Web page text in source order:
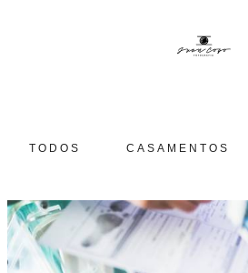
TODOS CASAMENTOS